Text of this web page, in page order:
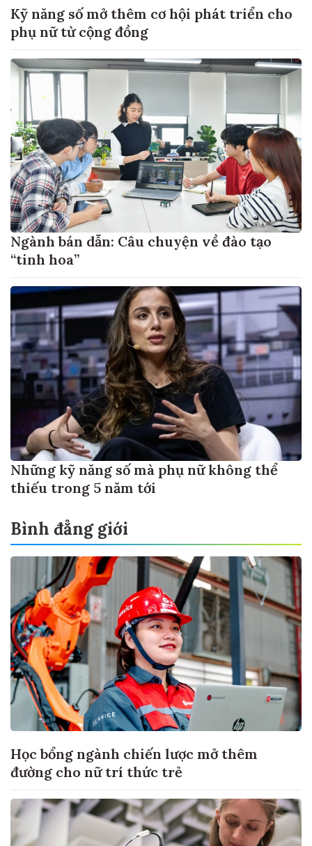
Kỹ năng số mở thêm cơ hội phát triển cho
phụ nữ từ cộng đồng
Ngành bán dẫn: Câu chuyện về đào tạo
“tinh hoa”
Những kỹ năng số mà phụ nữ không thể
thiếu trong 5 năm tới
Bình đẳng giới
Học bổng ngành chiến lược mở thêm
đường cho nữ trí thức trẻ